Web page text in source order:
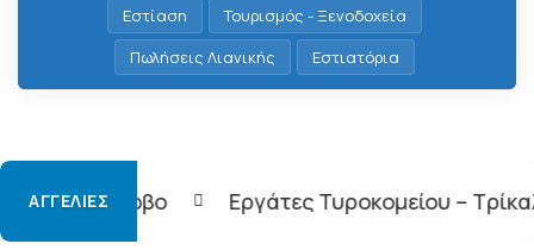
Εστίαση
Τουρισμός - Ξενοδοχεία
Πωλήσεις Λιανικής
Εστιατόρια
ΑΓΓΕΛΊΕΣ
Εργάτες Τυροκομείου – Τρίκαλα